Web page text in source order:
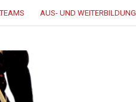
AUS- UND WEITERBILDUNG